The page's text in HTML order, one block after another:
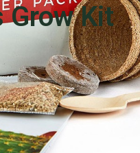
Grow Kit